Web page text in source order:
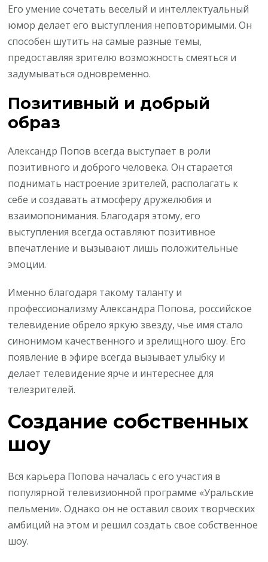
Его умение сочетать веселый и интеллектуальный
юмор делает его выступления неповторимыми. Он
способен шутить на самые разные темы,
предоставляя зрителю возможность смеяться и
задумываться одновременно.
Позитивный и добрый
образ
Александр Попов всегда выступает в роли
позитивного и доброго человека. Он старается
поднимать настроение зрителей, располагать к
себе и создавать атмосферу дружелюбия и
взаимопонимания. Благодаря этому, его
выступления всегда оставляют позитивное
впечатление и вызывают лишь положительные
эмоции.
Именно благодаря такому таланту и
профессионализму Александра Попова, российское
телевидение обрело яркую звезду, чье имя стало
синонимом качественного и зрелищного шоу. Его
появление в эфире всегда вызывает улыбку и
делает телевидение ярче и интереснее для
телезрителей.
Создание собственных
шоу
Вся карьера Попова началась с его участия в
популярной телевизионной программе «Уральские
пельмени». Однако он не оставил своих творческих
амбиций на этом и решил создать свое собственное
шоу.